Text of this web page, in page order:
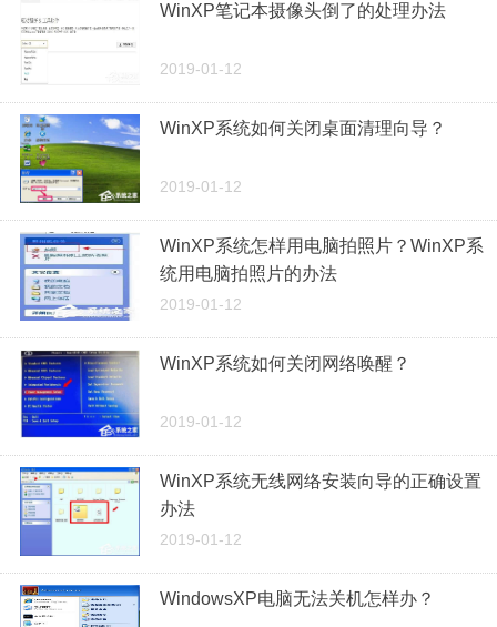
WinXP笔记本摄像头倒了的处理办法
2019-01-12
WinXP系统如何关闭桌面清理向导？
2019-01-12
WinXP系统怎样用电脑拍照片？WinXP系
统用电脑拍照片的办法
2019-01-12
WinXP系统如何关闭网络唤醒？
2019-01-12
WinXP系统无线网络安装向导的正确设置
办法
2019-01-12
WindowsXP电脑无法关机怎样办？